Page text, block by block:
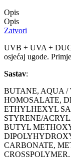
Opis
Opis
Zatvori
UVB + UVA +
osjećaj ugode.
Sastav:
BUTANE, AQUA /
HOMOSALATE,
ETHYLHEXYL
STYRENE/
BUTYL
CARBONATE,